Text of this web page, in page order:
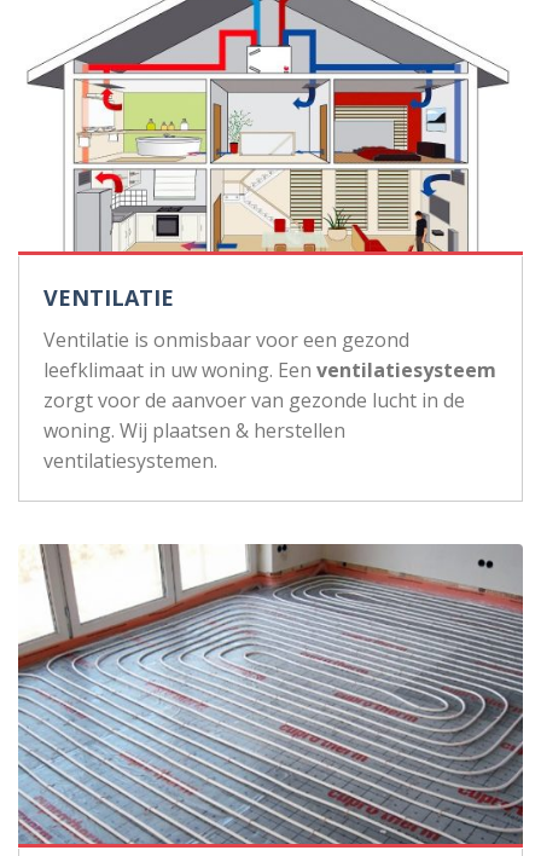
VENTILATIE
Ventilatie is onmisbaar voor een gezond
leefklimaat in uw woning. Een ventilatiesysteem
zorgt voor de aanvoer van gezonde lucht in de
woning. Wij plaatsen & herstellen
ventilatiesystemen.